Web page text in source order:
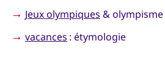
→ Jeux olympiques & olympisme
→ vacances : étymologie